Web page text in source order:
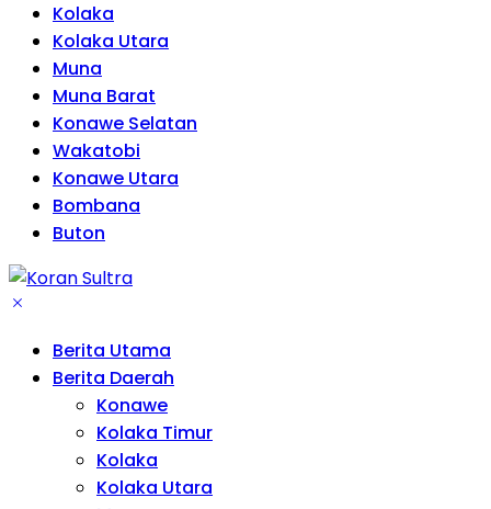
Kolaka
Kolaka Utara
Muna
Muna Barat
Konawe Selatan
Wakatobi
Konawe Utara
Bombana
Buton
Berita Utama
Berita Daerah
Konawe
Kolaka Timur
Kolaka
Kolaka Utara